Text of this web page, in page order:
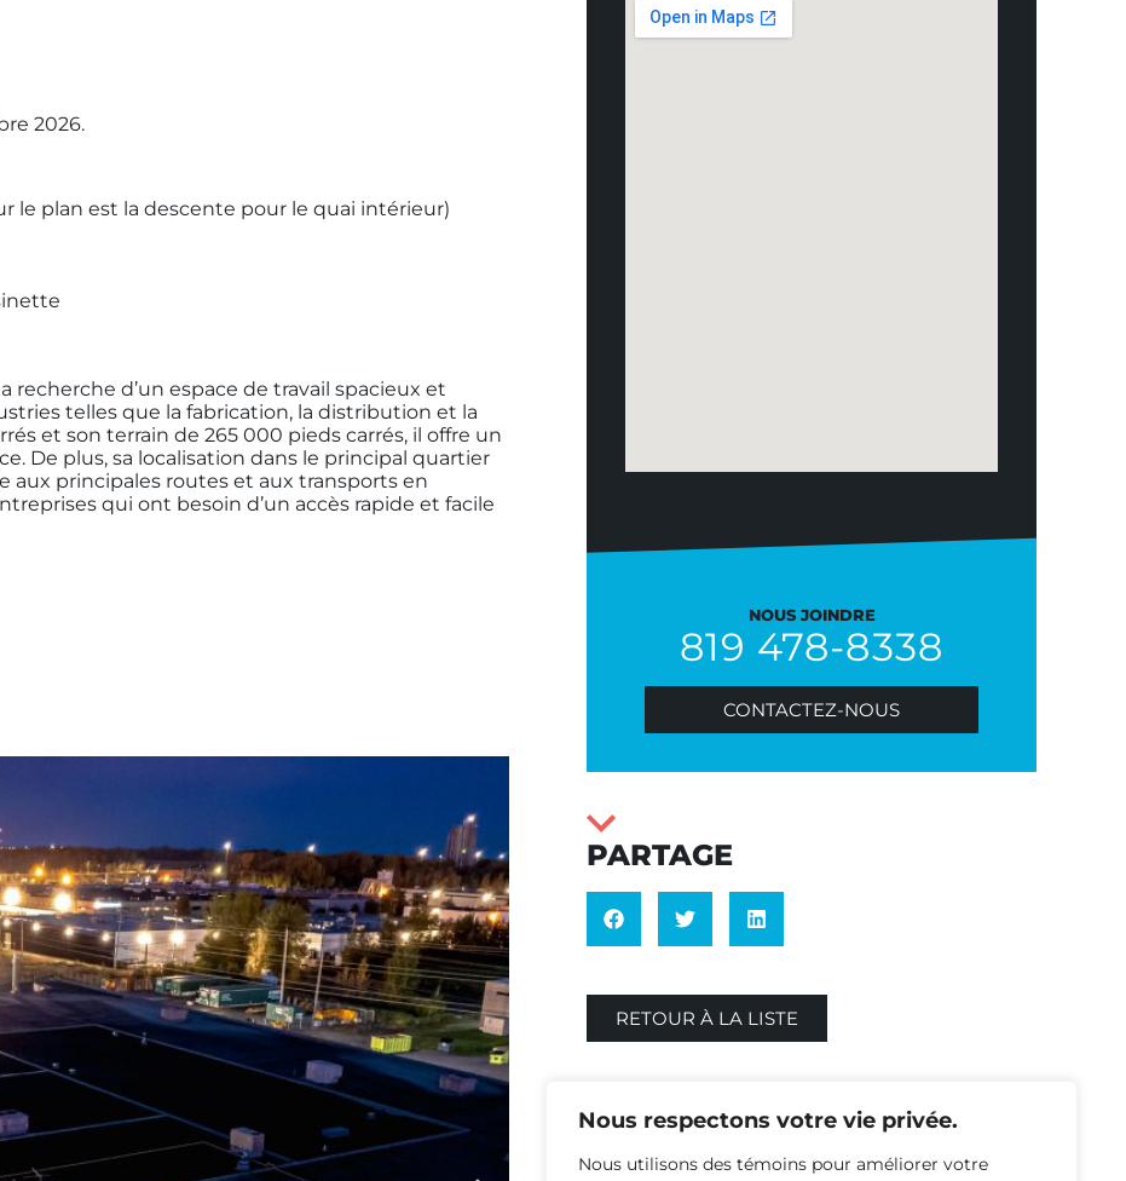
Nous respectons votre vie privée.
Nous utilisons des témoins pour améliorer votre
2026.
le plan est la descente pour le quai intérieur)
d’un espace de travail spacieux et
telles que la fabrication, la distribution et la
et son terrain de 265 000 pieds carrés, il offre un
De plus, sa localisation dans le principal quartier
aux principales routes et aux transports en
qui ont besoin d’un accès rapide et facile
NOUS JOINDRE
819 478-8338
CONTACTEZ-NOUS
PARTAGE
RETOUR À LA LISTE